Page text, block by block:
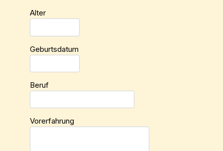
Alter
Geburtsdatum
Beruf
Vorerfahrung